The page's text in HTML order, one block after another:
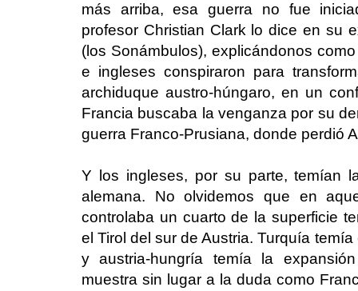
más arriba, esa guerra no fue
profesor Christian Clark lo dice en su
(los Sonámbulos), explicándonos
e ingleses conspiraron para
archiduque austro-húngaro, en un
Francia buscaba la venganza por su
guerra Franco-Prusiana, donde perdió
Y los ingleses, por su parte, temían
alemana. No olvidemos que en
controlaba un cuarto de la superficie
el Tirol del sur de Austria. Turquía
y austria-hungría temía la
muestra sin lugar a la duda como